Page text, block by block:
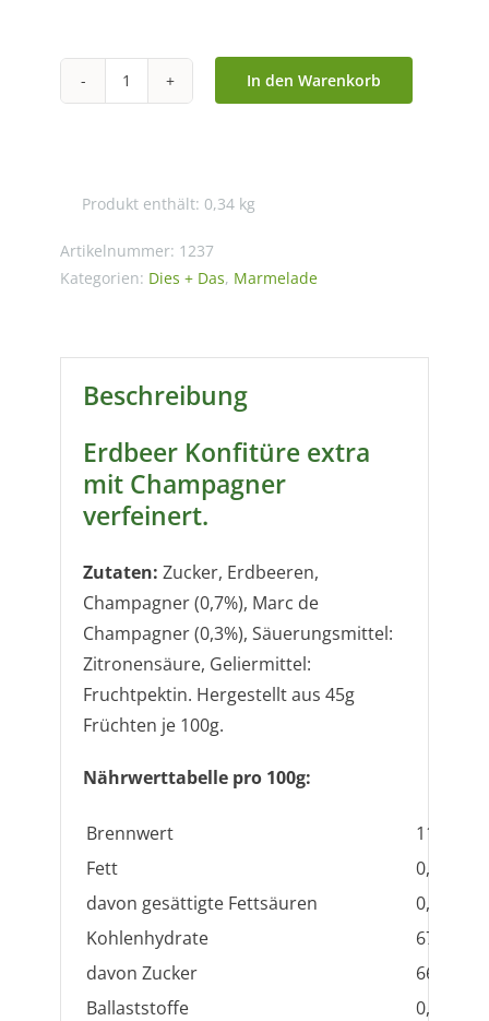
Mrs
Preserve
with
Champagne
In den Warenkorb
Produkt enthält: 0,34 kg
Artikelnummer: 1237
Kategorien: Dies + Das, Marmelade
Beschreibung
Erdbeer Konfitüre extra
mit Champagner
verfeinert.
Zutaten: Zucker, Erdbeeren,
Champagner (0,7%), Marc de
Champagner (0,3%), Säuerungsmittel:
Zitronensäure, Geliermittel:
Fruchtpektin. Hergestellt aus 45g
Früchten je 100g.
Nährwerttabelle pro 100g:
Brennwert
1154 kJ
Fett
0,0g
davon gesättigte Fettsäuren
0,0g
Kohlenhydrate
67,2g
davon Zucker
66,9g
Ballaststoffe
0,0g